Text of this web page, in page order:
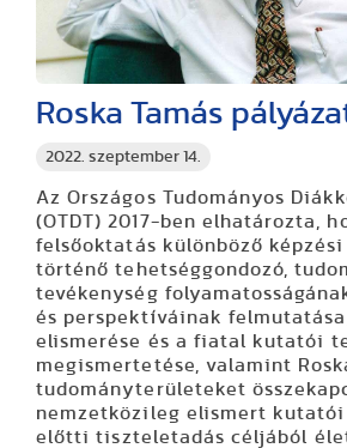
2022. szeptember 14.
Roska Tamás
Az Országos Tudományos
(OTDT) 2017-ben elhatározta,
felsőoktatás különböző
történő tehetséggondozó,
tevékenység
és perspektíváinak
elismerése és a fiatal kutatói
megismertetése, valamint
tudományterületeket
nemzetközileg elismert kutatói
előtti tiszteletadás céljából